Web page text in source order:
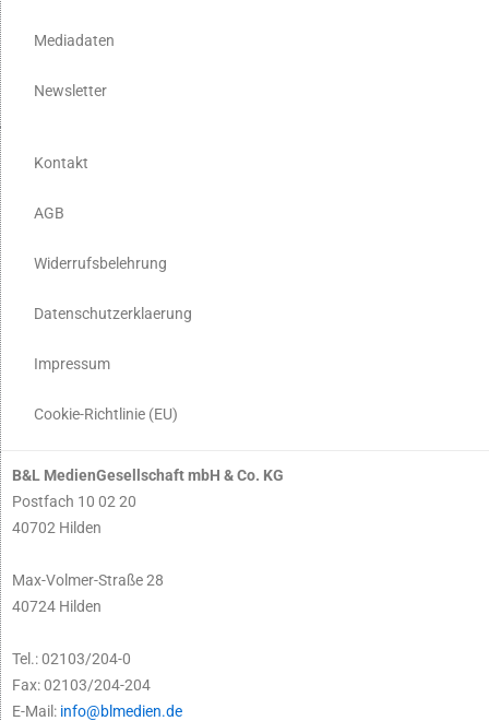
Mediadaten
Newsletter
Kontakt
AGB
Widerrufsbelehrung
Datenschutzerklaerung
Impressum
Cookie-Richtlinie (EU)
B&L MedienGesellschaft mbH & Co. KG
Postfach 10 02 20
40702 Hilden
Max-Volmer-Straße 28
40724 Hilden
Tel.: 02103/204-0
Fax: 02103/204-204
E-Mail: info@blmedien.de